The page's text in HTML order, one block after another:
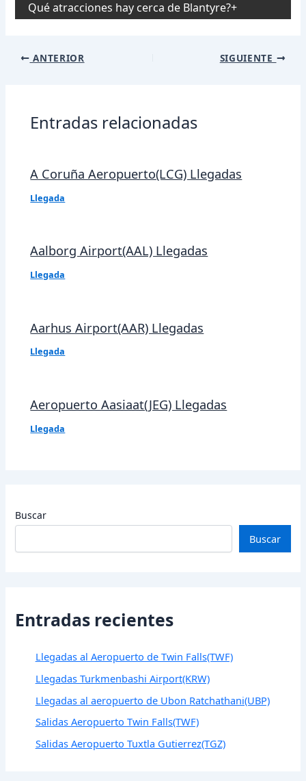
Qué atracciones hay cerca de Blantyre?
Navegación
ANTERIOR SIGUIENTE
Entradas relacionadas
A Coruña Aeropuerto(LCG) Llegadas
Llegada
Aalborg Airport(AAL) Llegadas
Llegada
Aarhus Airport(AAR) Llegadas
Llegada
Aeropuerto Aasiaat(JEG) Llegadas
Llegada
Buscar
Buscar
Entradas recientes
Llegadas al Aeropuerto de Twin Falls(TWF)
Llegadas Turkmenbashi Airport(KRW)
Llegadas al aeropuerto de Ubon Ratchathani(UBP)
Salidas Aeropuerto Twin Falls(TWF)
Salidas Aeropuerto Tuxtla Gutierrez(TGZ)